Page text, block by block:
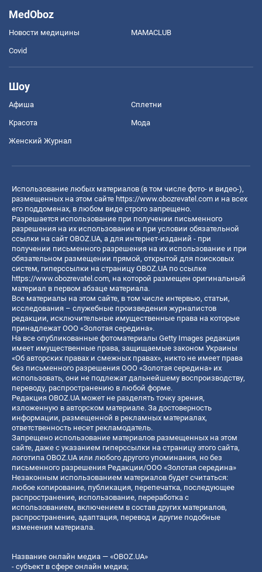
MedOboz
Новости медицины MAMACLUB
Covid
Шоу
Афиша Сплетни
Красота Мода
Женский Журнал
Использование любых материалов (в том числе фото- и видео-),
размещенных на этом сайте https://www.obozrevatel.com и на всех
его поддоменах, в любом виде строго запрещено.
Разрешается использование при получении письменного
разрешения на их использование и при условии обязательной
ссылки на сайт OBOZ.UA, а для интернет-изданий - при
получении письменного разрешения на их использование и при
обязательном размещении прямой, открытой для поисковых
систем, гиперссылки на страницу OBOZ.UA по ссылке
https://www.obozrevatel.com, на которой размещен оригинальный
материал в первом абзаце материала.
Все материалы на этом сайте, в том числе интервью, статьи,
исследования – служебные произведения журналистов
редакции, исключительные имущественные права на которые
принадлежат ООО «Золотая середина».
На все опубликованные фотоматериалы Getty Images редакция
имеет имущественные права, защищаемые законом Украины
«Об авторских правах и смежных правах», никто не имеет права
без письменного разрешения ООО «Золотая середина» их
использовать, они не подлежат дальнейшему воспроизводству,
переводу, распространению в любой форме.
Редакция OBOZ.UA может не разделять точку зрения,
изложенную в авторском материале. За достоверность
информации, размещенной в рекламных материалах,
ответственность несет рекламодатель.
Запрещено использование материалов размещенных на этом
сайте, даже с указанием гиперссылки на страницу этого сайта,
логотипа OBOZ.UA или любого другого упоминания, но без
письменного разрешения Редакции/ООО «Золотая середина»
Незаконным использованием материалов будет считаться:
любое копирование, публикация, перепечатка, последующее
распространение, использование, переработка с
использованием, включением в состав других материалов,
распространение, адаптация, перевод и другие подобные
изменения материала.
Название онлайн медиа — «OBOZ.UA»
- субъект в сфере онлайн медиа;